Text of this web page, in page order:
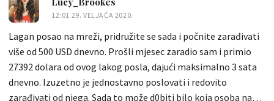
12:01 29. VELJAČA 2020.
Lagan posao na mreži, pridružite se sada i počnite zarađivati
više od 500 USD dnevno. Prošli mjesec zaradio sam i primio
27392 dolara od ovog lakog posla, dajući maksimalno 3 sata
dnevno. Izuzetno je jednostavno poslovati i redovito
zarađivati od njega. Sada to može d0biti bilo koja osoba na